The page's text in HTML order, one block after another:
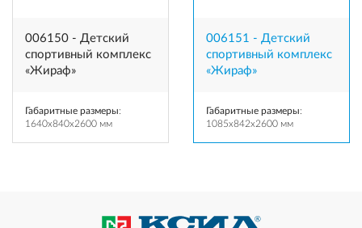
006150 - Детский
спортивный комплекс
«Жираф»
Габаритные размеры:
1640x840x2600 мм
006151 - Детский
спортивный комплекс
«Жираф»
Габаритные размеры:
1085x842x2600 мм